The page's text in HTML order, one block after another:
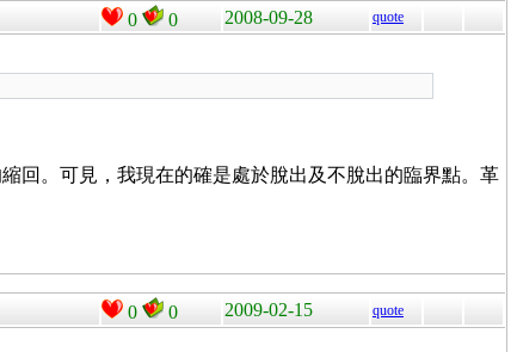
0 0 2008-09-28 quote
回。可見，我現在的確是處於脫出及不脫出的臨界點。革
0 0 2009-02-15 quote